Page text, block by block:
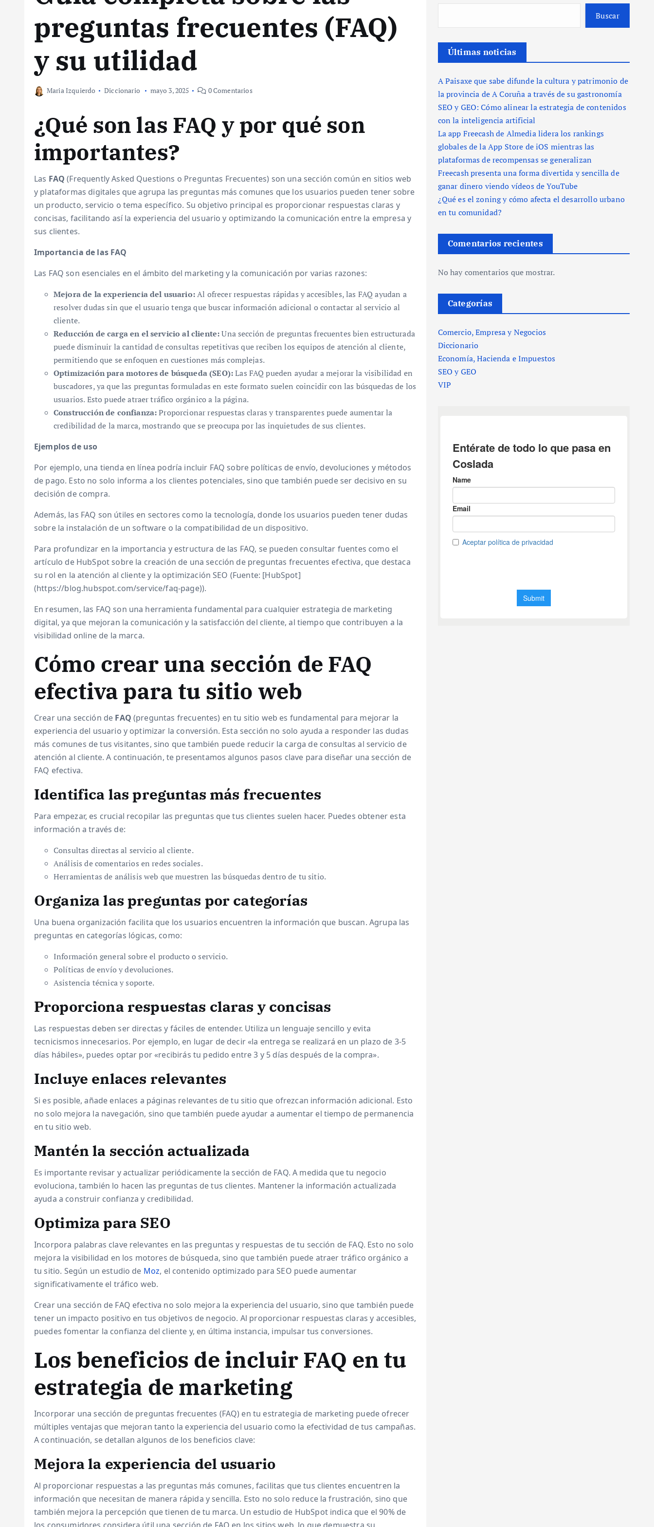
preguntas frecuentes (FAQ)
y su utilidad
Maria Izquierdo Diccionario mayo 3, 2025 0 Comentarios
¿Qué son las FAQ y por qué son
importantes?
Las FAQ (Frequently Asked Questions o Preguntas Frecuentes) son una sección común en sitios web
y plataformas digitales que agrupa las preguntas más comunes que los usuarios pueden tener sobre
un producto, servicio o tema específico. Su objetivo principal es proporcionar respuestas claras y
concisas, facilitando así la experiencia del usuario y optimizando la comunicación entre la empresa y
sus clientes.
Importancia de las FAQ
Las FAQ son esenciales en el ámbito del marketing y la comunicación por varias razones:
Mejora de la experiencia del usuario:Al ofrecer respuestas rápidas y accesibles, las FAQ ayudan a
resolver dudas sin que el usuario tenga que buscar información adicional o contactar al servicio al
cliente.
Reducción de carga en el servicio al cliente:Una sección de preguntas frecuentes bien estructurada
puede disminuir la cantidad de consultas repetitivas que reciben los equipos de atención al cliente,
permitiendo que se enfoquen en cuestiones más complejas.
Optimización para motores de búsqueda (SEO):Las FAQ pueden ayudar a mejorar la visibilidad en
buscadores, ya que las preguntas formuladas en este formato suelen coincidir con las búsquedas de los
usuarios. Esto puede atraer tráfico orgánico a la página.
Construcción de confianza:Proporcionar respuestas claras y transparentes puede aumentar la
credibilidad de la marca, mostrando que se preocupa por las inquietudes de sus clientes.
Ejemplos de uso
Por ejemplo, una tienda en línea podría incluir FAQ sobre políticas de envío, devoluciones y métodos
de pago. Esto no solo informa a los clientes potenciales, sino que también puede ser decisivo en su
decisión de compra.
Además, las FAQ son útiles en sectores como la tecnología, donde los usuarios pueden tener dudas
sobre la instalación de un software o la compatibilidad de un dispositivo.
Para profundizar en la importancia y estructura de las FAQ, se pueden consultar fuentes como el
artículo de HubSpot sobre la creación de una sección de preguntas frecuentes efectiva, que destaca
su rol en la atención al cliente y la optimización SEO (Fuente: [HubSpot]
(https://blog.hubspot.com/service/faq-page)).
En resumen, las FAQ son una herramienta fundamental para cualquier estrategia de marketing
digital, ya que mejoran la comunicación y la satisfacción del cliente, al tiempo que contribuyen a la
visibilidad online de la marca.
Cómo crear una sección de FAQ
efectiva para tu sitio web
Crear una sección de FAQ (preguntas frecuentes) en tu sitio web es fundamental para mejorar la
experiencia del usuario y optimizar la conversión. Esta sección no solo ayuda a responder las dudas
más comunes de tus visitantes, sino que también puede reducir la carga de consultas al servicio de
atención al cliente. A continuación, te presentamos algunos pasos clave para diseñar una sección de
FAQ efectiva.
Identifica las preguntas más frecuentes
Para empezar, es crucial recopilar las preguntas que tus clientes suelen hacer. Puedes obtener esta
información a través de:
Consultas directas al servicio al cliente.
Análisis de comentarios en redes sociales.
Herramientas de análisis web que muestren las búsquedas dentro de tu sitio.
Organiza las preguntas por categorías
Una buena organización facilita que los usuarios encuentren la información que buscan. Agrupa las
preguntas en categorías lógicas, como:
Información general sobre el producto o servicio.
Políticas de envío y devoluciones.
Asistencia técnica y soporte.
Proporciona respuestas claras y concisas
Las respuestas deben ser directas y fáciles de entender. Utiliza un lenguaje sencillo y evita
tecnicismos innecesarios. Por ejemplo, en lugar de decir «la entrega se realizará en un plazo de 3-5
días hábiles», puedes optar por «recibirás tu pedido entre 3 y 5 días después de la compra».
Incluye enlaces relevantes
Si es posible, añade enlaces a páginas relevantes de tu sitio que ofrezcan información adicional. Esto
no solo mejora la navegación, sino que también puede ayudar a aumentar el tiempo de permanencia
en tu sitio web.
Mantén la sección actualizada
Es importante revisar y actualizar periódicamente la sección de FAQ. A medida que tu negocio
evoluciona, también lo hacen las preguntas de tus clientes. Mantener la información actualizada
ayuda a construir confianza y credibilidad.
Optimiza para SEO
Incorpora palabras clave relevantes en las preguntas y respuestas de tu sección de FAQ. Esto no solo
mejora la visibilidad en los motores de búsqueda, sino que también puede atraer tráfico orgánico a
tu sitio. Según un estudio de Moz, el contenido optimizado para SEO puede aumentar
significativamente el tráfico web.
Crear una sección de FAQ efectiva no solo mejora la experiencia del usuario, sino que también puede
tener un impacto positivo en tus objetivos de negocio. Al proporcionar respuestas claras y accesibles,
puedes fomentar la confianza del cliente y, en última instancia, impulsar tus conversiones.
Los beneficios de incluir FAQ en tu
estrategia de marketing
Incorporar una sección de preguntas frecuentes (FAQ) en tu estrategia de marketing puede ofrecer
múltiples ventajas que mejoran tanto la experiencia del usuario como la efectividad de tus campañas.
A continuación, se detallan algunos de los beneficios clave:
Mejora la experiencia del usuario
Al proporcionar respuestas a las preguntas más comunes, facilitas que tus clientes encuentren la
información que necesitan de manera rápida y sencilla. Esto no solo reduce la frustración, sino que
también mejora la percepción que tienen de tu marca. Un estudio de HubSpot indica que el 90% de
Buscar
Últimas noticias
A Paisaxe que sabe difunde la cultura y patrimonio de
la provincia de A Coruña a través de su gastronomía
SEO y GEO: Cómo alinear la estrategia de contenidos
con la inteligencia artificial
La app Freecash de Almedia lidera los rankings
globales de la App Store de iOS mientras las
plataformas de recompensas se generalizan
Freecash presenta una forma divertida y sencilla de
ganar dinero viendo vídeos de YouTube
¿Qué es el zoning y cómo afecta el desarrollo urbano
en tu comunidad?
Comentarios recientes
No hay comentarios que mostrar.
Categorías
Comercio, Empresa y Negocios
Diccionario
Economía, Hacienda e Impuestos
SEO y GEO
VIP